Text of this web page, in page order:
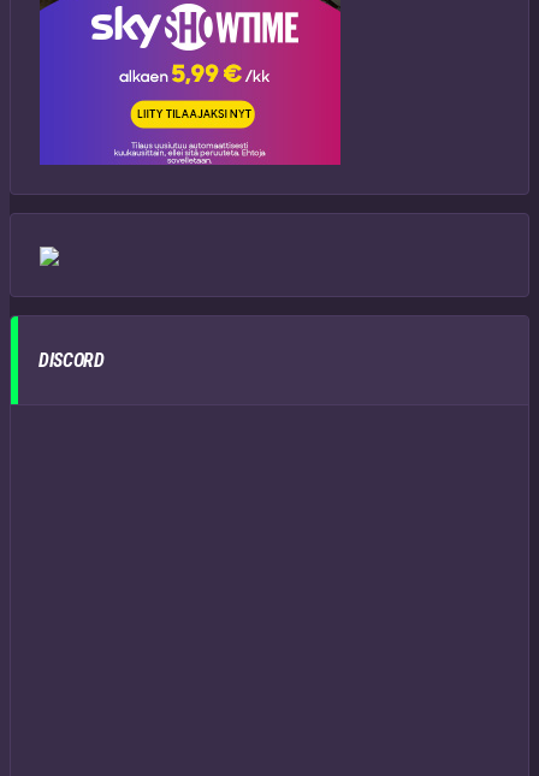
DISCORD